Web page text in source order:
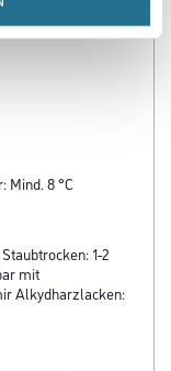
Mind. 8 °C
1-2
mit
Alkydharzlacken: